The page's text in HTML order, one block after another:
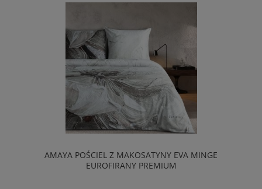
AMAYA POŚCIEL Z MAKOSATYNY EVA MINGE
EUROFIRANY PREMIUM